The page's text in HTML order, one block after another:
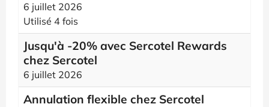
6 juillet 2026
Utilisé 4 fois
Jusqu'à -20% avec Sercotel Rewards
chez Sercotel
6 juillet 2026
Annulation flexible chez Sercotel